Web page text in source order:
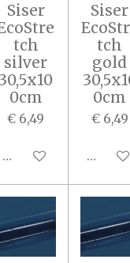
hoogte
Siser
tch
silver
30,5x10
0cm
€ 6,49
In winkelwagen
Siser
tch
gold
0cm
€ 6,49
In